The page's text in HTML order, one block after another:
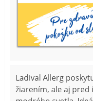
Ladival Allerg
žiarením, ale aj pred